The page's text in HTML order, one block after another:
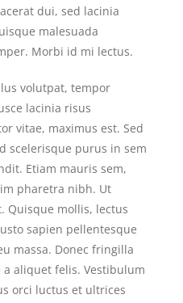
dui, sed lacinia
malesuada
Morbi id mi lectus.
volutpat, tempor
lacinia risus
vitae, maximus est. Sed
scelerisque purus in sem
Etiam mauris sem,
pharetra nibh. Ut
Quisque mollis, lectus
sapien pellentesque
massa. Donec fringilla
a aliquet felis. Vestibulum
orci luctus et ultrices